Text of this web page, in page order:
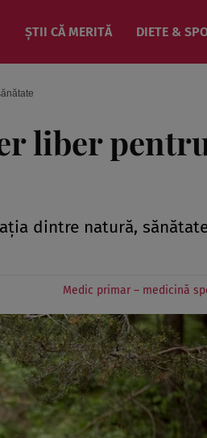
ȘTII CĂ MERITĂ DIETE &
liber
dintre natură,
Medic primar – medicină